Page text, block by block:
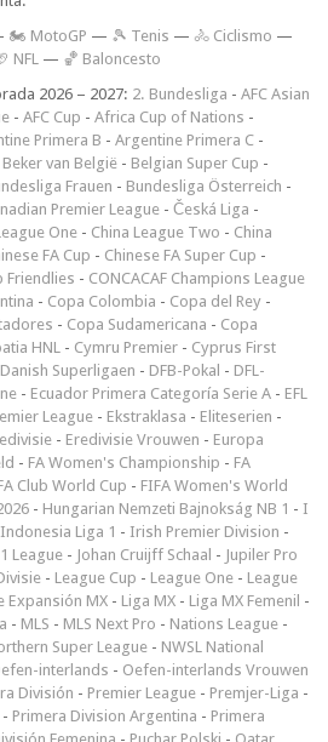
🏍 MotoGP — 🎾 Tenis — 🚴 Ciclismo —
NFL — 🏀 Baloncesto
2026 – 2027: 2. Bundesliga - AFC Asian
- AFC Cup - Africa Cup of Nations -
Primera B - Argentine Primera C -
Beker van België - Belgian Super Cup -
Frauen - Bundesliga Österreich -
Premier League - Česká Liga -
One - China League Two - China
FA Cup - Chinese FA Super Cup -
Friendlies - CONCACAF Champions League
- Copa Colombia - Copa del Rey -
- Copa Sudamericana - Copa
HNL - Cymru Premier - Cyprus First
Danish Superligaen - DFB-Pokal - DFL-
- Ecuador Primera Categoría Serie A - EFL
League - Ekstraklasa - Eliteserien -
- Eredivisie Vrouwen - Europa
- FA Women's Championship - FA
Club World Cup - FIFA Women's World
- Hungarian Nemzeti Bajnokság NB 1 - I
Indonesia Liga 1 - Irish Premier Division -
League - Johan Cruijff Schaal - Jupiler Pro
- League Cup - League One - League
Expansión MX - Liga MX - Liga MX Femenil -
- MLS - MLS Next Pro - Nations League -
Super League - NWSL National
interlands - Oefen-interlands Vrouwen
División - Premier League - Premjer-Liga -
- Primera Division Argentina - Primera